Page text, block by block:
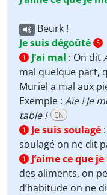
Beurk !
Je suis dégoûté 5
1
J’ai mal : On dit
mal quelque part,
Muriel a mal aux
Exemple : Aïe ! Je
table !
EN
1 Je suis soulagé :
soulagé on ne dit
1 J’aime ce que
des aliments, on
d’habitude on ne